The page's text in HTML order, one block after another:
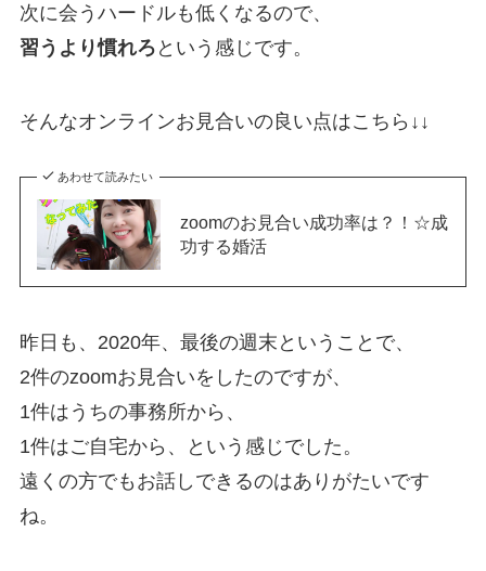
次に会うハードルも低くなるので、
習うより慣れろ という感じです。
そんなオンラインお見合いの良い点はこちら↓↓
あわせて読みたい
zoomのお見合い成功率は？！☆成
功する婚活
昨日も、2020年、最後の週末ということで、
2件のzoomお見合いをしたのですが、
1件はうちの事務所から、
1件はご自宅から、という感じでした。
遠くの方でもお話しできるのはありがたいです
ね。